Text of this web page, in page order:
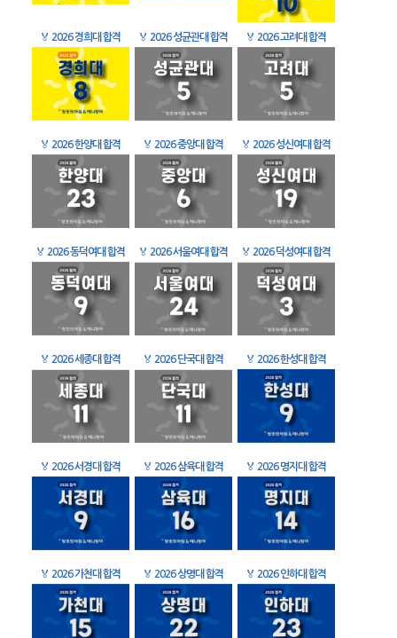
🏅 2026 경희대 합격 🏅 2026 성균관대 합격 🏅 2026 고려대 합격
🏅 2026 한양대 합격 🏅 2026 중앙대 합격 🏅 2026 성신여대 합격
🏅 2026 동덕여대 합격 🏅 2026 서울여대 합격 🏅 2026 덕성여대 합격
🏅 2026 세종대 합격 🏅 2026 단국대 합격 🏅 2026 한성대 합격
🏅 2026 서경대 합격 🏅 2026 삼육대 합격 🏅 2026 명지대 합격
🏅 2026 가천대 합격 🏅 2026 상명대 합격 🏅 2026 인하대 합격